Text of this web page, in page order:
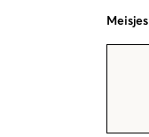
Meisjes